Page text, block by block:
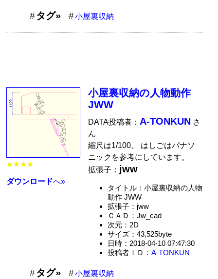
タグ» 小屋裏収納
★★★★
ダウンロードへ»
小屋裏収納の人物動作
JWW
DATA投稿者： A-TONKUN さ
ん
縮尺は1/100。 はしごはパナソ
ニックを参考にしています。
拡張子： jww
タイトル：小屋裏収納の人物
動作 JWW
拡張子：jww
ＣＡＤ：Jw_cad
次元：2D
サイズ：43,525byte
日時：2018-04-10 07:47:30
投稿者ＩＤ： A-TONKUN
タグ» 小屋裏収納